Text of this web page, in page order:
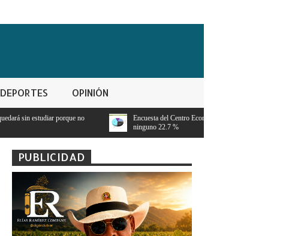
DEPORTES OPINIÓN
Encuesta del Centro Económico del Cibao PRM 41.1 %, FP 18.5 %, PLD 12.9 %,
PUBLICIDAD